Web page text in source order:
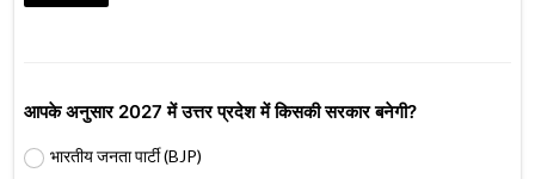
आपके अनुसार 2027 में उत्तर प्रदेश में किसकी सरकार बनेगी?
भारतीय जनता पार्टी (BJP)